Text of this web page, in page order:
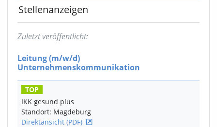
Stellenanzeigen
Zuletzt veröffentlicht:
Leitung(m/w/d)
Unternehmenskommunikation
TOP
IKK gesund plus
Standort: Magdeburg
Direktansicht (PDF)